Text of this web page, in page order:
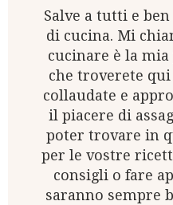
Salve a tutti e
di cucina. Mi
cucinare è la
che troverete
collaudate e
il piacere di
poter trovare in
per le vostre
consigli o fare
saranno sempre